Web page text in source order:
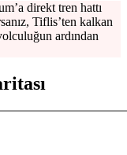
direkt tren hattı
Tiflis’ten kalkan
ardından